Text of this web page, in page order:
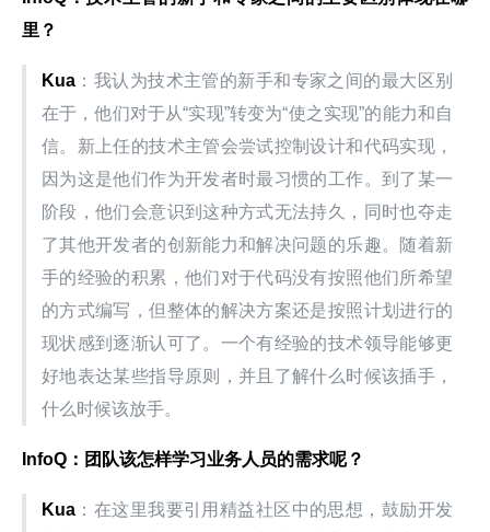
里？
Kua ：我认为技术主管的新手和专家之间的最大区别
在于，他们对于从“实现”转变为“使之实现”的能力和自
信。新上任的技术主管会尝试控制设计和代码实现，
因为这是他们作为开发者时最习惯的工作。到了某一
阶段，他们会意识到这种方式无法持久，同时也夺走
了其他开发者的创新能力和解决问题的乐趣。随着新
手的经验的积累，他们对于代码没有按照他们所希望
的方式编写，但整体的解决方案还是按照计划进行的
现状感到逐渐认可了。一个有经验的技术领导能够更
好地表达某些指导原则，并且了解什么时候该插手，
什么时候该放手。
InfoQ ：团队该怎样学习业务人员的需求呢？
Kua ：在这里我要引用精益社区中的思想，鼓励开发